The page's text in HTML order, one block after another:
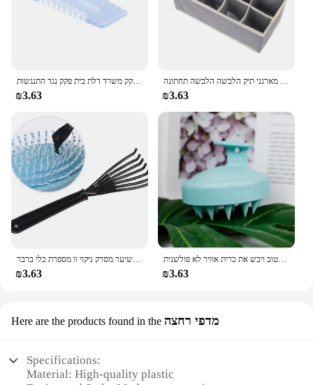
פקק דלת סיליקון דלת פעמיים זעזועים לבלוק חוצץ דלת ידית פקק דלת ידית פקק משרד דלת בית פקק נגד התנגשות
₪3.63
מארגן עבור תחתונים גרביים חזייה מכנסי צעיף עניבות אחסון ארון מגירת מארגני תיק הלבשה הלבשה תחתונה
₪3.63
מסרק מברשת מנקה מנקה מסיר משובץ יופי כלי פלסטיק ידית שיער מסרק ניקוי וו מספרת כלי ברבר
₪3.63
ראש ניקוי ועיסוי הקרקפת רטוב ויבש הקרקפת רטוב ויבש את כרית אוויר לא פולשנית
₪3.63
Here are the products found in the מדפי רחצה
Specifications:
Material: High-quality plastic